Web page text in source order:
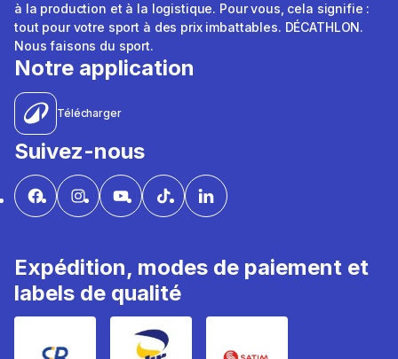
à la production et à la logistique. Pour vous, cela signifie :
tout pour votre sport à des prix imbattables. DÉCATHLON.
Nous faisons du sport.
Notre application
Télécharger
Suivez-nous
Expédition, modes de paiement et
labels de qualité